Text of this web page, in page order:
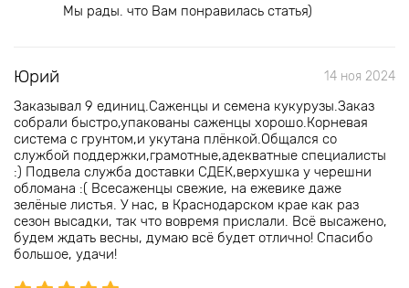
Мы рады. что Вам понравилась статья)
Юрий 14 ноя 2024
Заказывал 9 единиц.Саженцы и семена кукурузы.Заказ
собрали быстро,упакованы саженцы хорошо.Корневая
система с грунтом,и укутана плёнкой.Общался со
службой поддержки,грамотные,адекватные специалисты
:) Подвела служба доставки СДЕК,верхушка у черешни
обломана :( Всесаженцы свежие, на ежевике даже
зелёные листья. У нас, в Краснодарском крае как раз
сезон высадки, так что вовремя прислали. Всё высажено,
будем ждать весны, думаю всё будет отлично! Спасибо
большое, удачи!